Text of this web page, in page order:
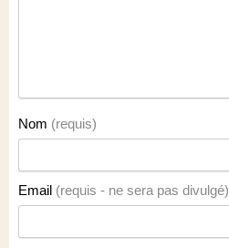
Nom (requis)
Email (requis - ne sera pas divulgé)